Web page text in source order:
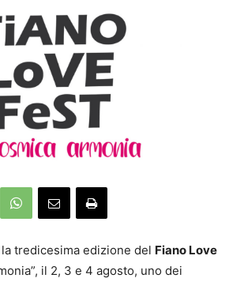
tredicesima edizione del Fiano Love
il 2, 3 e 4 agosto, uno dei